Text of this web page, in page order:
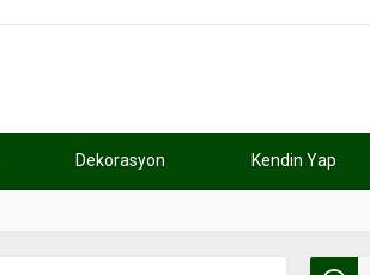
Dekorasyon Kendin Yap